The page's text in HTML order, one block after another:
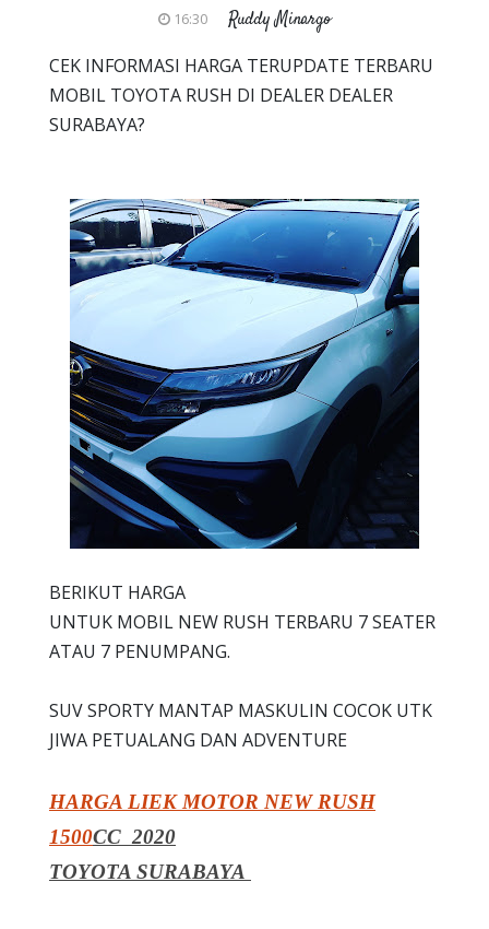
16:30 Ruddy Minargo
CEK INFORMASI HARGA TERUPDATE TERBARU
MOBIL TOYOTA RUSH DI DEALER DEALER
SURABAYA?
BERIKUT HARGA
UNTUK MOBIL NEW RUSH TERBARU 7 SEATER
ATAU 7 PENUMPANG.
SUV SPORTY MANTAP MASKULIN COCOK UTK
JIWA PETUALANG DAN ADVENTURE
HARGA LIEK MOTOR NEW RUSH
1500CC 2020
TOYOTA SURABAYA